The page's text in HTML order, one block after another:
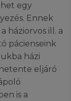
egy
Ennek
háziorvos ill. a
pácienseink
házi
eljáró
is a